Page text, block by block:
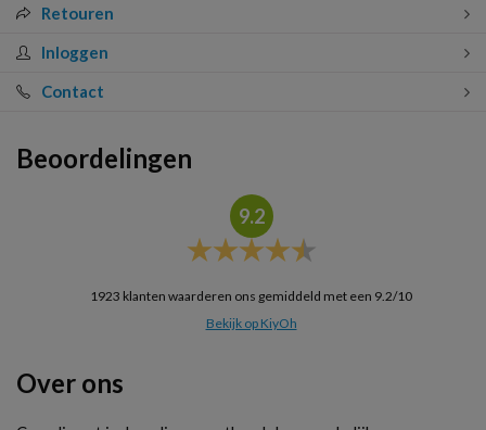
Retouren
Inloggen
Contact
Beoordelingen
9.2
1923 klanten waarderen ons gemiddeld met een 9.2/10
Bekijk op KiyOh
Over ons